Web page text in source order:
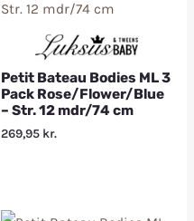
Petit Bateau Bodies ML 3
Pack Rose/Flower/Blue
– Str. 12 mdr/74 cm
269,95 kr.